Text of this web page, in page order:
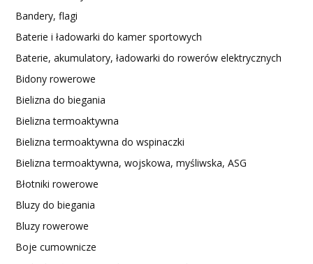
Bandery, flagi
Baterie i ładowarki do kamer sportowych
Baterie, akumulatory, ładowarki do rowerów elektrycznych
Bidony rowerowe
Bielizna do biegania
Bielizna termoaktywna
Bielizna termoaktywna do wspinaczki
Bielizna termoaktywna, wojskowa, myśliwska, ASG
Błotniki rowerowe
Bluzy do biegania
Bluzy rowerowe
Boje cumownicze